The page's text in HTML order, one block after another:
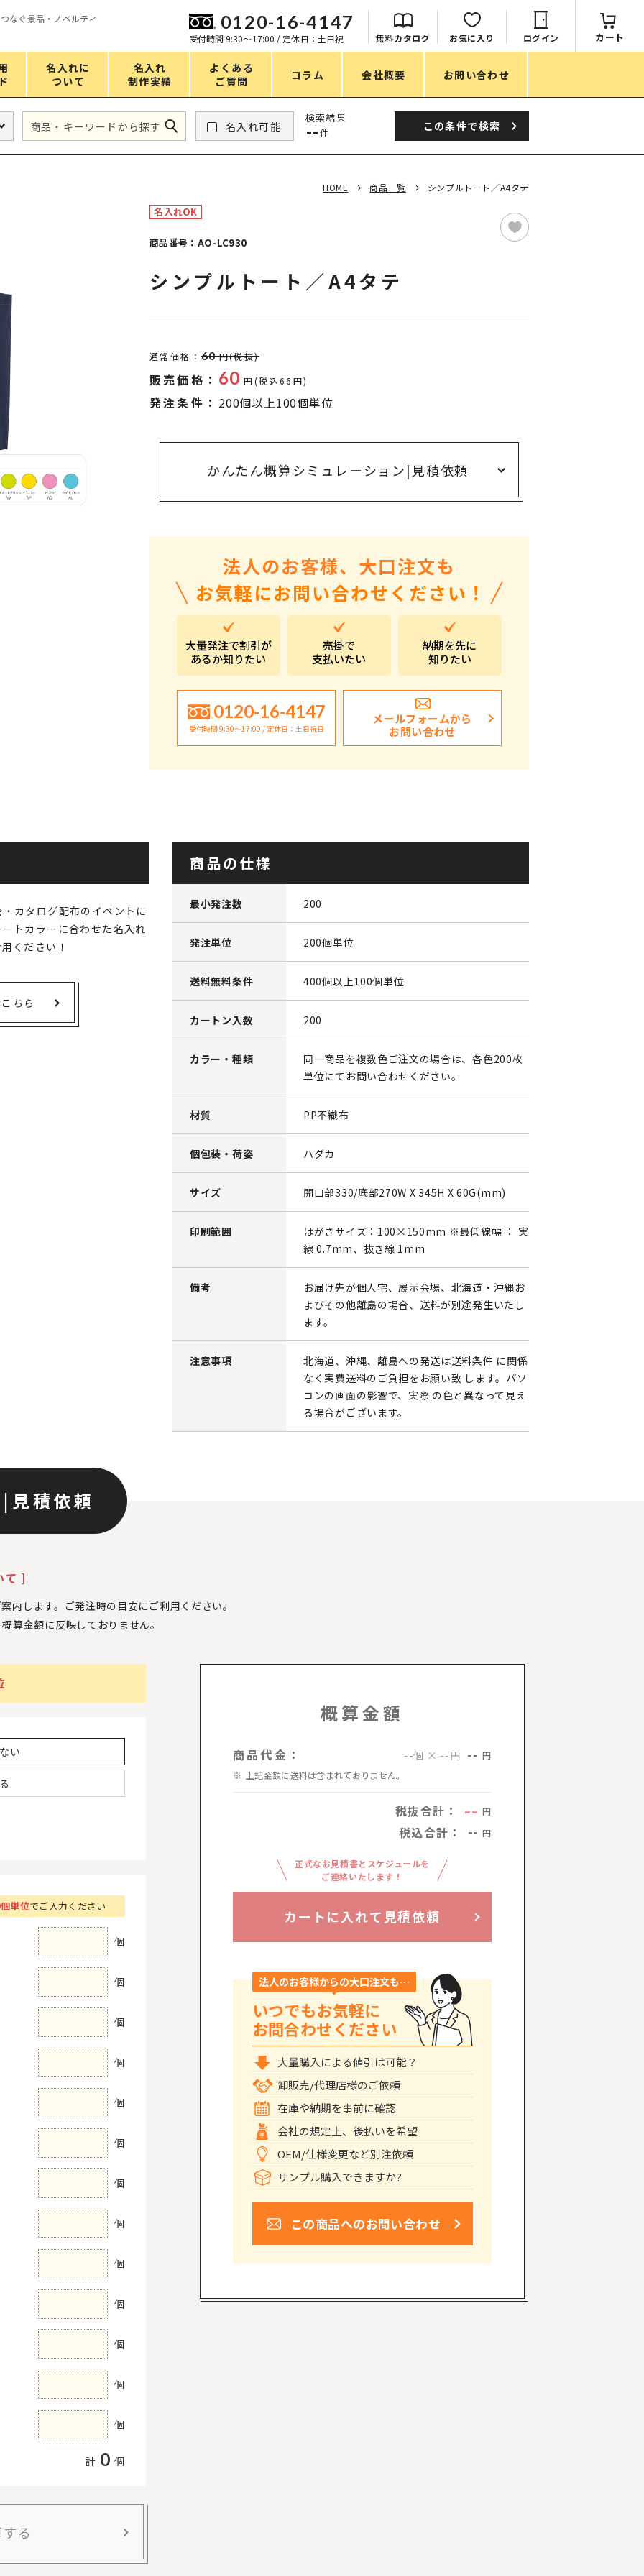
なぐ景品・ノベルティ
0120-16-4147
受付時間 9:30〜17:00 / 定休日：土日祝 無料カタログ お気に入り ログイン カート
名入れに
ついて
名入れ
制作実績
よくある
ご質問
コラム 会社概要 お問い合わせ
すべてのカテゴリ
価格
151～200円
201～250円
251～300円
501～1,000円
1,000～2,000円
2,000～3,000円
目的・シーン
安全大会ノベルティ・記念品特集
インバウンド･外国人観光客向け特集
粗品・営業配布
入学・卒業記念品
自治体・公共団体向け
オープン・開業・開院
ポストイン
ばらまき、ショップイベント向け粗品・ノベ
名入れ可能
検索結果
-- 件 この条件で検索
HOME 商品一覧 シンプルトート／A4タテ
名入れOK
商品番号：AO-LC930
シンプルトート／A4タテ
通常価格： 60 円(税抜)
販売価格： 60 円(税込66円)
発注条件： 200個以上100個単位
かんたん概算シミュレーション| 見積依頼
法人のお客様、大口注文も
お気軽にお問い合わせください！
大量発注で割引が
あるか知りたい
売掛で
支払いたい
納期を先に
知りたい
0120-16-4147
受付時間 9:30〜17:00 / 定休日：土日祝日
メールフォームから
お問い合わせ
カタログ配布のイベントに
トカラーに合わせた名入れ
ください！
ちら
商品の仕様
最小発注数 200
発注単位 200個単位
送料無料条件 400個以上100個単位
カートン入数 200
カラー・種類
同一商品を複数色ご注文の場合は、各色200枚
単位にてお問い合わせください。
材質 PP不織布
個包装・荷姿 ハダカ
サイズ 開口部330/底部270W X 345H X 60G(mm)
印刷範囲
はがきサイズ：100×150mm ※最低線幅 ： 実
線 0.7mm、抜き線 1mm
備考
お届け先が個人宅、展示会場、北海道・沖縄お
よびその他離島の場合、送料が別途発生いたし
ます。
注意事項
北海道、沖縄、離島への発送は送料条件 に関係
なく実費送料のご負担をお願い致 します。パソ
コンの画面の影響で、実際 の色と異なって見え
る場合がございます。
| 見積依頼
て ]
内します。ご発注時の目安にご利用ください。
概算金額に反映しておりません。
い
単位でご入力ください
個
個
個
個
個
個
個
個
個
個
個
個
個
計 0 個
る
概算金額
商品代金： --個 × --円 -- 円
上記金額に送料は含まれておりません。
税抜合計： -- 円
税込合計： -- 円
正式なお見積書とスケジュールを
ご連絡いたします！
カートに入れて見積依頼
法人のお客様からの大口注文も…
いつでもお気軽に
お問合わせください
大量購入による値引は可能？
卸販売/代理店様のご依頼
在庫や納期を事前に確認
会社の規定上、後払いを希望
OEM/仕様変更など別注依頼
サンプル購入できますか?
この商品へのお問い合わせ